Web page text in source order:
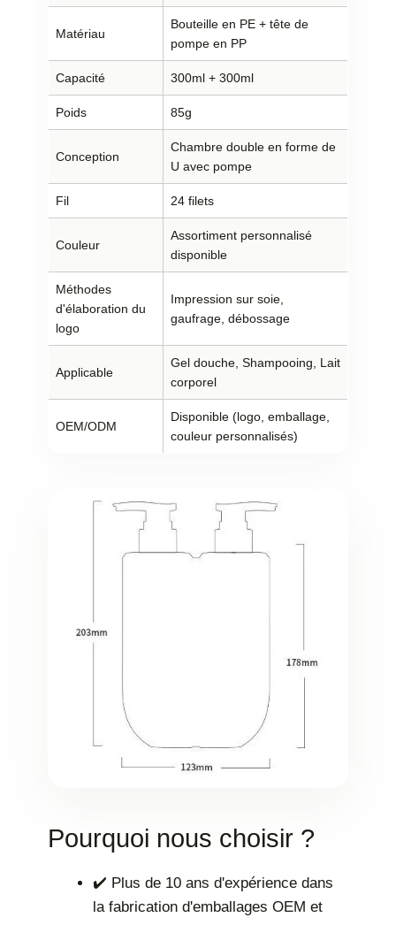
Matériau
Bouteille en PE + tête de
pompe en PP
Capacité 300ml + 300ml
Poids 85g
Conception
Chambre double en forme de
U avec pompe
Fil 24 filets
Couleur
Assortiment personnalisé
disponible
Méthodes
d'élaboration du
logo
Impression sur soie,
gaufrage, débossage
Applicable
Gel douche, Shampooing, Lait
corporel
OEM/ODM
Disponible (logo, emballage,
couleur personnalisés)
Pourquoi nous choisir ?
✔️ Plus de 10 ans d'expérience dans
la fabrication d'emballages OEM et